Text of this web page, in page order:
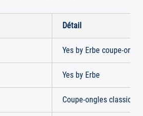
Détail
Yes by Erbe coupe-
Yes by Erbe
Coupe-ongles classique